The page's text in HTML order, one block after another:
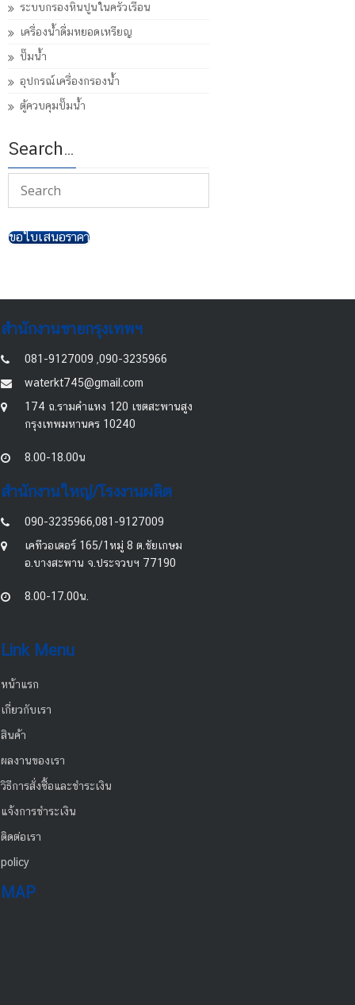
ระบบกรองหินปูนในครัวเรือน
เครื่องน้ำดื่มหยอดเหรียญ
ปั๊มน้ำ
อุปกรณ์เครื่องกรองน้ำ
ตู้ควบคุมปั๊มน้ำ
Search…
ขอใบเสนอราคา
สำนักงานขายกรุงเทพฯ
081-9127009 ,090-3235966
waterkt745@gmail.com
174 ถ.รามคำแหง 120 เขตสะพานสูง
กรุงเทพมหานคร 10240
8.00-18.00น
สำนักงานใหญ่/โรงงานผลิต
090-3235966,081-9127009
เคทีวอเตอร์ 165/1หมู่ 8 ต.ชัยเกษม
อ.บางสะพาน จ.ประจวบฯ 77190
8.00-17.00น.
Link Menu
หน้าแรก
เกี่ยวกับเรา
สินค้า
ผลงานของเรา
วิธีการสั่งซื้อและชำระเงิน
แจ้งการชำระเงิน
ติดต่อเรา
policy
MAP